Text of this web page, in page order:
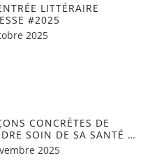
LITTÉRAIRE
#2025
2025
CONCRÈTES DE
SOIN DE SA SANTÉ …
2025